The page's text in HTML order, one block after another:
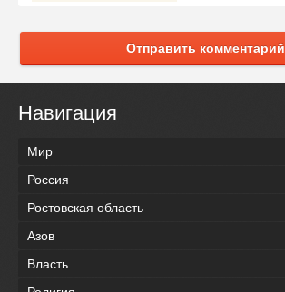
Отправить комментарий
Навигация
Мир
Россия
Ростовская область
Азов
Власть